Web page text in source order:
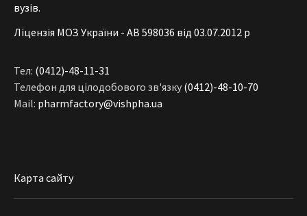
вузів.
Ліцензія МОЗ України - АВ 598036 від 03.07.2012 р
Тел: (0412)-48-11-31
Телефон для цілодобового зв'язку (0412)-48-10-70
Mail: pharmfactory@vishpha.ua
Карта сайту